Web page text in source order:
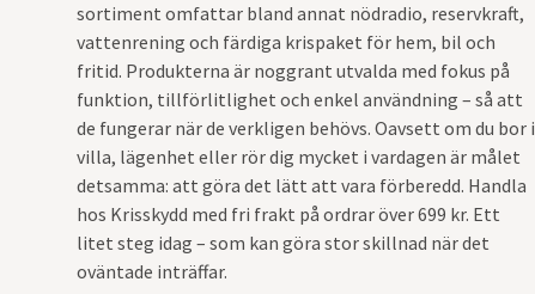
sortiment omfattar bland annat nödradio, reservkraft,
vattenrening och färdiga krispaket för hem, bil och
fritid. Produkterna är noggrant utvalda med fokus på
funktion, tillförlitlighet och enkel användning – så att
de fungerar när de verkligen behövs. Oavsett om du bor i
villa, lägenhet eller rör dig mycket i vardagen är målet
detsamma: att göra det lätt att vara förberedd. Handla
hos Krisskydd med fri frakt på ordrar över 699 kr. Ett
litet steg idag – som kan göra stor skillnad när det
oväntade inträffar.